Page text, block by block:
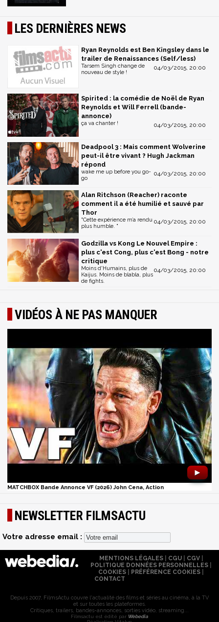
LES DERNIÈRES NEWS
Ryan Reynolds est Ben Kingsley dans le
trailer de Renaissances (Self/less)
04/03/2015, 20:00
Tarsem Singh change de
nouveau de style !
Spirited : la comédie de Noël de Ryan
Reynolds et Will Ferrell (bande-
annonce)
04/03/2015, 20:00
ça va chanter !
Deadpool 3 : Mais comment Wolverine
peut-il être vivant ? Hugh Jackman
répond
04/03/2015, 20:00
wake me up before you go-
go
Alan Ritchson (Reacher) raconte
comment il a été humilié et sauvé par
Thor
04/03/2015, 20:00
"Cette expérience m’a rendu
plus humble. "
Godzilla vs Kong Le Nouvel Empire :
plus c'est Cong, plus c'est Bong - notre
critique
04/03/2015, 20:00
Moins d'Humains, plus de
Kaijus. Moins de blabla, plus
de fights.
VIDÉOS À NE PAS MANQUER
►
MATCHBOX Bande Annonce VF (2026) John Cena, Action
NEWSLETTER FILMSACTU
Votre adresse email :
MENTIONS LÉGALES| CGU| CGV|
POLITIQUE DONNÉES PERSONNELLES
COOKIES
PRÉFÉRENCE COOKIES
CONTACT
Depuis 2007, FilmsActu couvre l'actualité des films et séries au cinéma, à la TV
et sur toutes les plateformes.
Critiques, trailers, bandes-annonces, sorties vidéo, streaming...
Filmsactu est édité par Webedia